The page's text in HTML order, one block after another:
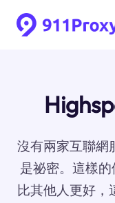
沒有兩家互聯網
是祕密。這樣
比其他人更好，